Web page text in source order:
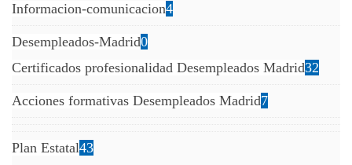
Informacion-comunicacion4
Desempleados-Madrid0
Certificados profesionalidad Desempleados Madrid32
Acciones formativas Desempleados Madrid7
Plan Estatal43